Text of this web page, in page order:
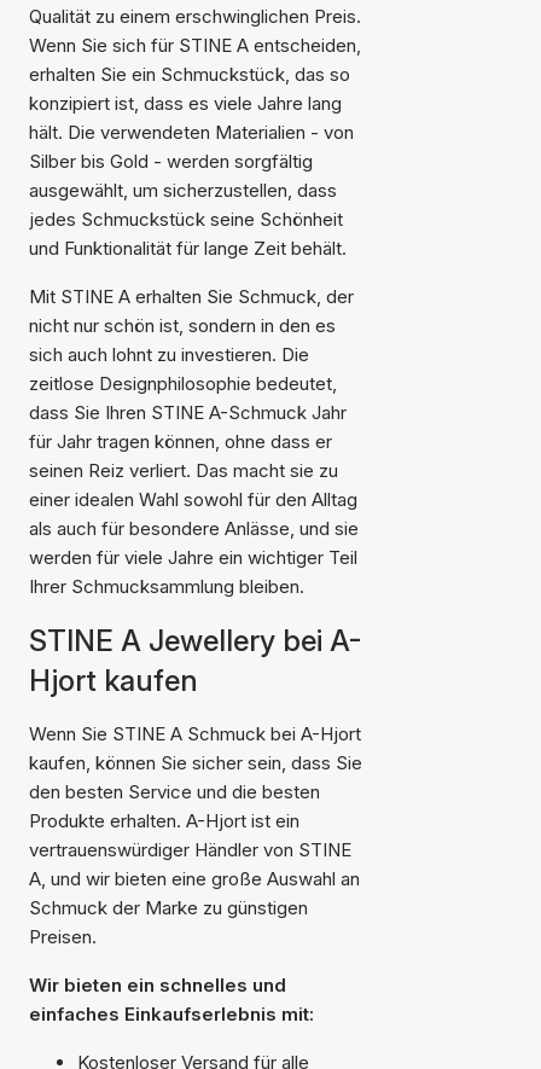
Qualität zu einem erschwinglichen Preis.
Wenn Sie sich für STINE A entscheiden,
erhalten Sie ein Schmuckstück, das so
konzipiert ist, dass es viele Jahre lang
hält. Die verwendeten Materialien - von
Silber bis Gold - werden sorgfältig
ausgewählt, um sicherzustellen, dass
jedes Schmuckstück seine Schönheit
und Funktionalität für lange Zeit behält.
Mit STINE A erhalten Sie Schmuck, der
nicht nur schön ist, sondern in den es
sich auch lohnt zu investieren. Die
zeitlose Designphilosophie bedeutet,
dass Sie Ihren STINE A-Schmuck Jahr
für Jahr tragen können, ohne dass er
seinen Reiz verliert. Das macht sie zu
einer idealen Wahl sowohl für den Alltag
als auch für besondere Anlässe, und sie
werden für viele Jahre ein wichtiger Teil
Ihrer Schmucksammlung bleiben.
STINE A Jewellery bei A-
Hjort kaufen
Wenn Sie STINE A Schmuck bei A-Hjort
kaufen, können Sie sicher sein, dass Sie
den besten Service und die besten
Produkte erhalten. A-Hjort ist ein
vertrauenswürdiger Händler von STINE
A, und wir bieten eine große Auswahl an
Schmuck der Marke zu günstigen
Preisen.
Wir bieten ein schnelles und
einfaches Einkaufserlebnis mit:
Kostenloser Versand für alle